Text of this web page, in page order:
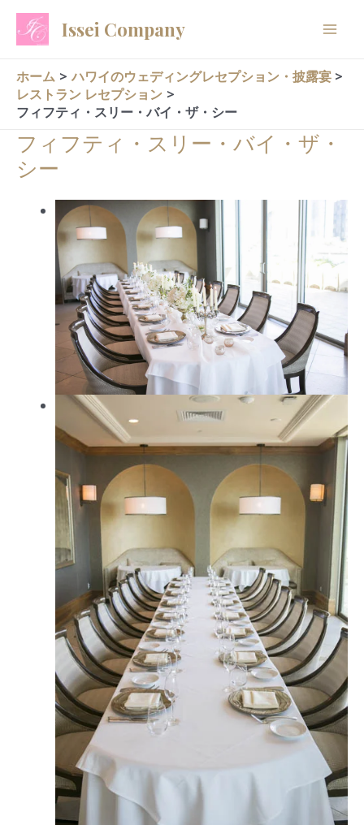
Issei Company
ホーム
ハワイのウェディングレセプション・披露宴
レストラン レセプション
フィフティ・スリー・バイ・ザ・シー
フィフティ・スリー・バイ・ザ・
シー